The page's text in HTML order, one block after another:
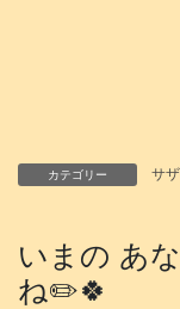
カテゴリー サ
いまの あ
ね✏️🍀